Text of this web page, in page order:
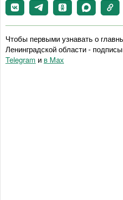
Чтобы первыми узнавать о
Ленинградской области -
Telegram и в Maх